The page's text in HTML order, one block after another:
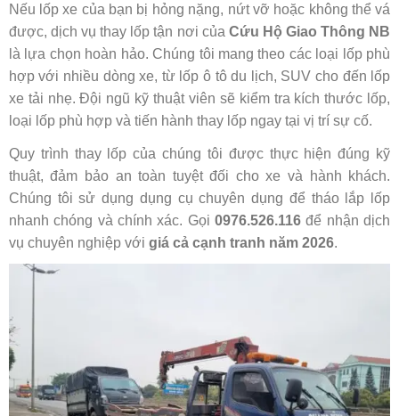
Nếu lốp xe của bạn bị hỏng nặng, nứt vỡ hoặc không thể vá
được, dịch vụ thay lốp tận nơi của Cứu Hộ Giao Thông NB
là lựa chọn hoàn hảo. Chúng tôi mang theo các loại lốp phù
hợp với nhiều dòng xe, từ lốp ô tô du lịch, SUV cho đến lốp
xe tải nhẹ. Đội ngũ kỹ thuật viên sẽ kiểm tra kích thước lốp,
loại lốp phù hợp và tiến hành thay lốp ngay tại vị trí sự cố.
Quy trình thay lốp của chúng tôi được thực hiện đúng kỹ
thuật, đảm bảo an toàn tuyệt đối cho xe và hành khách.
Chúng tôi sử dụng dụng cụ chuyên dụng để tháo lắp lốp
nhanh chóng và chính xác. Gọi0976.526.116 để nhận dịch
vụ chuyên nghiệp với giá cả cạnh tranh năm 2026.